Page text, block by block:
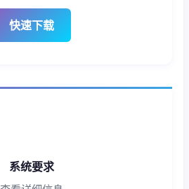
快速下载
系统要求